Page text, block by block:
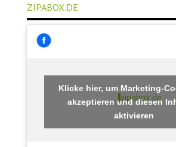
ZIPABOX.DE
zipabox.de
Klicke hier, um Marketing-
akzeptieren und diesen
aktivieren